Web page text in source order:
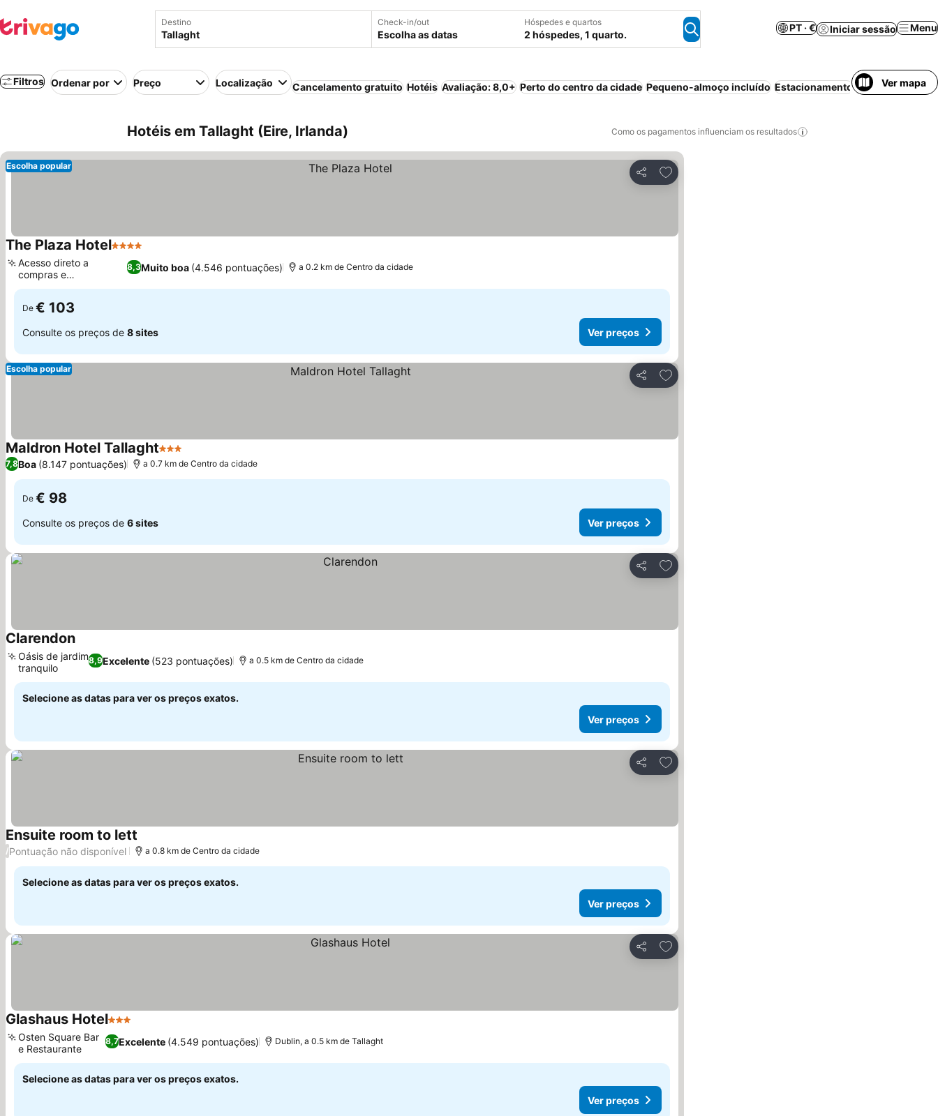
Destino Check-in/out
Escolha as datas
Hóspedes e quartos
2 hóspedes, 1 quarto.
PT · € Iniciar sessão Menu
Filtros Ordenar por Preço Localização Cancelamento gratuito Hotéis Avaliação: 8,0+ Perto do centro da cidade Pequeno-almoço incluído Estacionamento Bed & Breakfast
Ver mapa
Hotéis em Tallaght (Eire, Irlanda) Como os pagamentos influenciam os resultados
Partilhar
Adicionar aos favoritos
Escolha popular
The Plaza Hotel4 Estrelas
8,3Muito boa (4.546 pontuações)
Acesso direto a
compras e
entretenimento
a 0.2 km de Centro da cidade
De € 103
Consulte os preços de 8 sites Ver preços
Partilhar
Adicionar aos favoritos
Escolha popular
Maldron Hotel Tallaght3 Estrelas
7,8Boa (8.147 pontuações) a 0.7 km de Centro da cidade
De € 98
Consulte os preços de 6 sites Ver preços
Partilhar
Adicionar aos favoritos
ClarendonVer preços
8,9Excelente (523 pontuações)
Oásis de jardim
tranquilo
a 0.5 km de Centro da cidade
Selecione as datas para ver os preços exatos.
Ver preços
Partilhar
Adicionar aos favoritos
Ensuite room to lettVer preços
/Pontuação não disponível a 0.8 km de Centro da cidade
Selecione as datas para ver os preços exatos.
Ver preços
Partilhar
Adicionar aos favoritos
Glashaus Hotel3 Estrelas
8,7Excelente (4.549 pontuações)
Osten Square Bar
e Restaurante
Dublin, a 0.5 km de Tallaght
Selecione as datas para ver os preços exatos.
Ver preços